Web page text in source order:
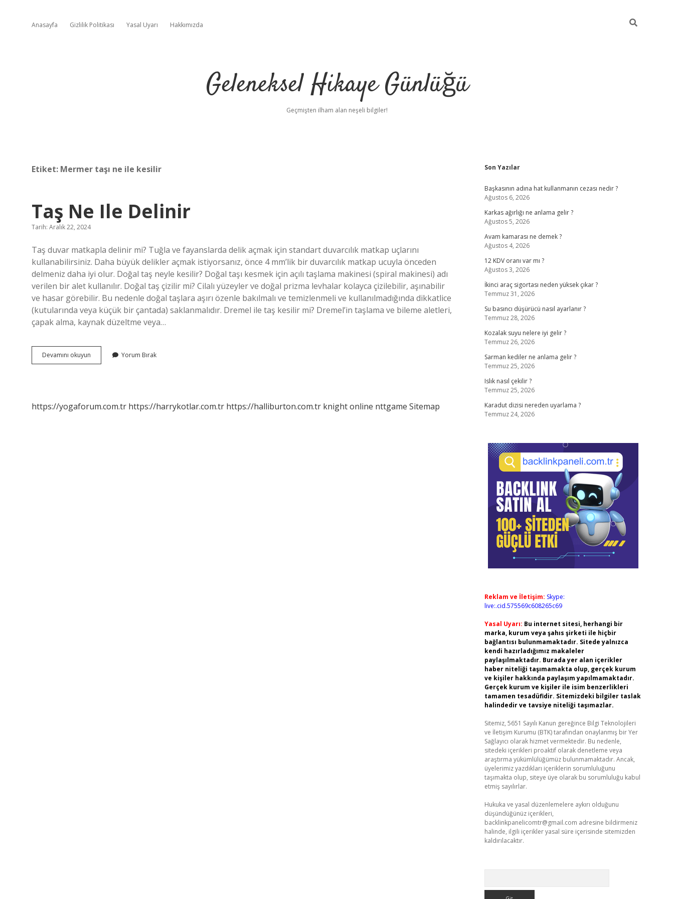
Anasayfa Gizlilik Politikası Yasal Uyarı Hakkımızda
Geleneksel Hikaye Günlüğü
Geçmişten ilham alan neşeli bilgiler!
Etiket: Mermer taşı ne ile kesilir
Taş Ne Ile Delinir
Tarih: Aralık 22, 2024
Taş duvar matkapla delinir mi? Tuğla ve fayanslarda delik açmak için standart duvarcılık matkap uçlarını
kullanabilirsiniz. Daha büyük delikler açmak istiyorsanız, önce 4 mm’lik bir duvarcılık matkap ucuyla önceden
delmeniz daha iyi olur. Doğal taş neyle kesilir? Doğal taşı kesmek için açılı taşlama makinesi (spiral makinesi) adı
verilen bir alet kullanılır. Doğal taş çizilir mi? Cilalı yüzeyler ve doğal prizma levhalar kolayca çizilebilir, aşınabilir
ve hasar görebilir. Bu nedenle doğal taşlara aşırı özenle bakılmalı ve temizlenmeli ve kullanılmadığında dikkatlice
(kutularında veya küçük bir çantada) saklanmalıdır. Dremel ile taş kesilir mi? Dremel’in taşlama ve bileme aletleri,
çapak alma, kaynak düzeltme veya…
Devamını okuyun
Ne
Yorum Bırak
https://yogaforum.com.tr https://harrykotlar.com.tr https://halliburton.com.tr knight online nttgame Sitemap
Sidebar
Son Yazılar
Başkasının adına hat kullanmanın cezası nedir ?
Ağustos 6, 2026
Karkas ağırlığı ne anlama gelir ?
Ağustos 5, 2026
Avam kamarası ne demek ?
Ağustos 4, 2026
12 KDV oranı var mı ?
Ağustos 3, 2026
İkinci araç sigortası neden yüksek çıkar ?
Temmuz 31, 2026
Su basıncı düşürücü nasıl ayarlanır ?
Temmuz 28, 2026
Kozalak suyu nelere iyi gelir ?
Temmuz 26, 2026
Sarman kediler ne anlama gelir ?
Temmuz 25, 2026
Islık nasıl çekilir ?
Temmuz 25, 2026
Karadut dizisi nereden uyarlama ?
Temmuz 24, 2026
Reklam ve İletişim: Skype:
live:.cid.575569c608265c69
Yasal Uyarı: Bu internet sitesi, herhangi bir
marka, kurum veya şahıs şirketi ile hiçbir
bağlantısı bulunmamaktadır. Sitede yalnızca
kendi hazırladığımız makaleler
paylaşılmaktadır. Burada yer alan içerikler
haber niteliği taşımamakta olup, gerçek kurum
ve kişiler hakkında paylaşım yapılmamaktadır.
Gerçek kurum ve kişiler ile isim benzerlikleri
tamamen tesadüfidir. Sitemizdeki bilgiler taslak
halindedir ve tavsiye niteliği taşımazlar.
Sitemiz, 5651 Sayılı Kanun gereğince Bilgi Teknolojileri
ve İletişim Kurumu (BTK) tarafından onaylanmış bir Yer
Sağlayıcı olarak hizmet vermektedir. Bu nedenle,
sitedeki içerikleri proaktif olarak denetleme veya
araştırma yükümlülüğümüz bulunmamaktadır. Ancak,
üyelerimiz yazdıkları içeriklerin sorumluluğunu
taşımakta olup, siteye üye olarak bu sorumluluğu kabul
etmiş sayılırlar.
Hukuka ve yasal düzenlemelere aykırı olduğunu
düşündüğünüz içerikleri,
backlinkpanelicomtr@gmail.com adresine bildirmeniz
halinde, ilgili içerikler yasal süre içerisinde sitemizden
kaldırılacaktır.